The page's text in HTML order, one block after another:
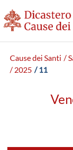
Cause dei Santi /
/ 2025 / 11